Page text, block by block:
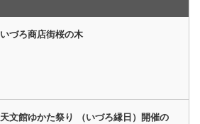
いづろ商店街桜の木
天文館ゆかた祭り （いづろ縁日）開催の